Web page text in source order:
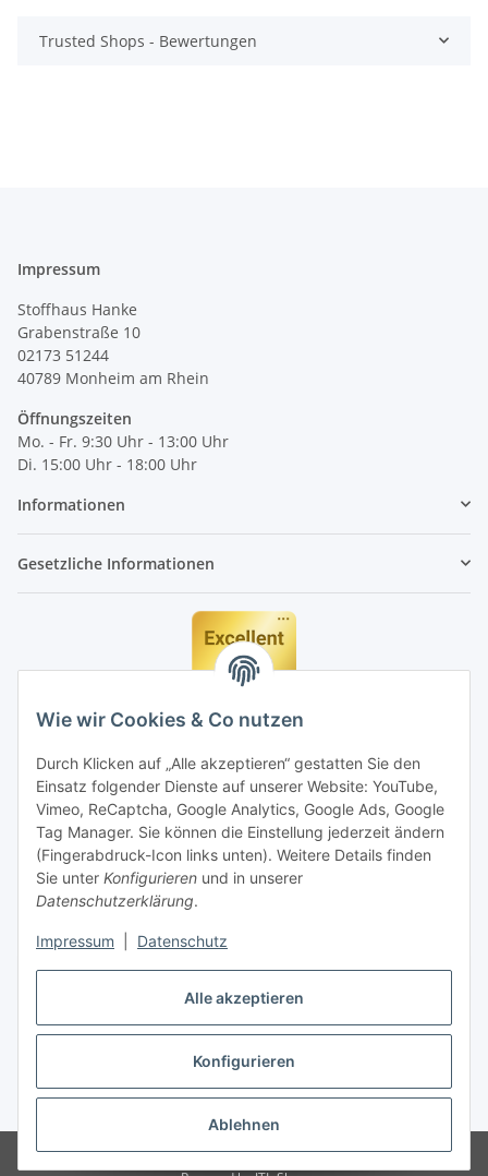
Alle akzeptieren
Konfigurieren
Ablehnen
Wie wir Cookies & Co nutzen
Durch Klicken auf „Alle akzeptieren“ gestatten Sie den
Einsatz folgender Dienste auf unserer Website: YouTube,
Vimeo, ReCaptcha, Google Analytics, Google Ads, Google
Tag Manager. Sie können die Einstellung jederzeit ändern
(Fingerabdruck-Icon links unten). Weitere Details finden
Sie unter Konfigurieren und in unserer
Datenschutzerklärung.
Impressum Datenschutz
Trusted Shops - Bewertungen
Impressum
Stoffhaus Hanke
Grabenstraße 10
02173 51244
40789 Monheim am Rhein
Öffnungszeiten
Mo. - Fr. 9:30 Uhr - 13:00 Uhr
Di. 15:00 Uhr - 18:00 Uhr
Informationen
Gesetzliche Informationen
Vertrag widerrufen
* Alle Preise inkl. gesetzlicher MwSt., zzgl.Versand
© Stoffhaus Hanke